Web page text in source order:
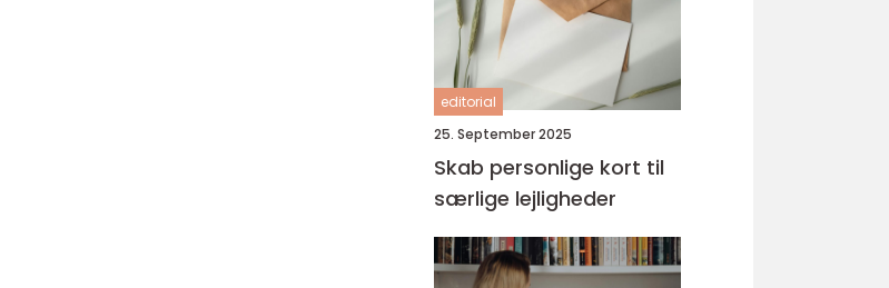
editorial
25. September 2025
Skab personlige kort til
særlige lejligheder